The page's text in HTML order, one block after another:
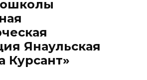
Янаульская
Курсант»